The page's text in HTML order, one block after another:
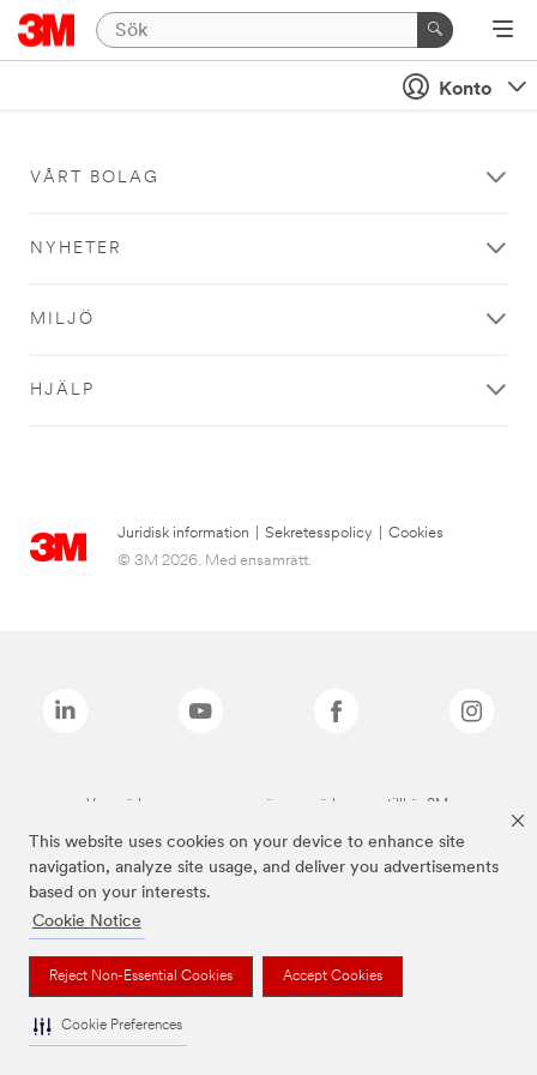
This website uses cookies on your device to enhance site
navigation, analyze site usage, and deliver you advertisements
based on your interests.
Cookie Notice
Reject Non-Essential Cookies Accept Cookies
Cookie Preferences
Konto
VÅRT BOLAG
NYHETER
MILJÖ
HJÄLP
Juridisk information Sekretesspolicy
Cookies
© 3M 2026. Med ensamrätt.
Varumärken som anges ovan är varumärken som tillhör 3M.